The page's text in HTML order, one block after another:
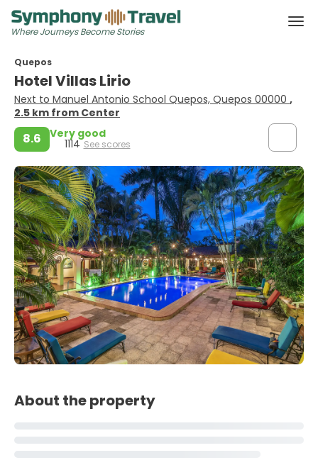
Where Journeys Become Stories
Quepos
Hotel Villas Lirio
Next to Manuel Antonio School Quepos, Quepos 00000 ,
2.5 km from Center
8.6 Very good
1114 See scores
About the property